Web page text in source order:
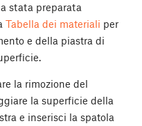
stata preparata
Tabella dei materiali per
e della piastra di
la rimozione del
la superficie della
e inserisci la spatola